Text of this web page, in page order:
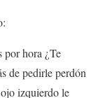
por hora ¿Te
de pedirle perdón
izquierdo le